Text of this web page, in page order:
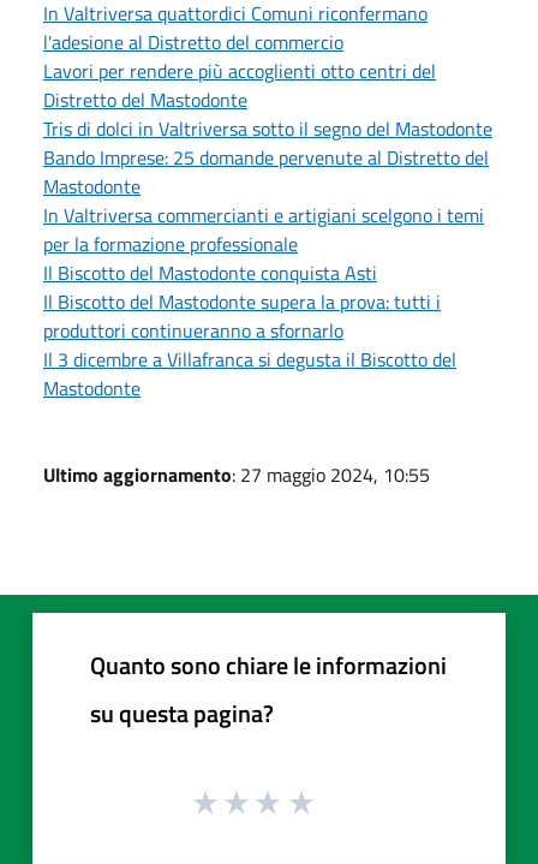
In Valtriversa quattordici Comuni riconfermano
l'adesione al Distretto del commercio
Lavori per rendere più accoglienti otto centri del
Distretto del Mastodonte
Tris di dolci in Valtriversa sotto il segno del Mastodonte
Bando Imprese: 25 domande pervenute al Distretto del
Mastodonte
In Valtriversa commercianti e artigiani scelgono i temi
per la formazione professionale
Il Biscotto del Mastodonte conquista Asti
Il Biscotto del Mastodonte supera la prova: tutti i
produttori continueranno a sfornarlo
Il 3 dicembre a Villafranca si degusta il Biscotto del
Mastodonte
Ultimo aggiornamento: 27 maggio 2024, 10:55
Quanto sono chiare le informazioni
su questa pagina?